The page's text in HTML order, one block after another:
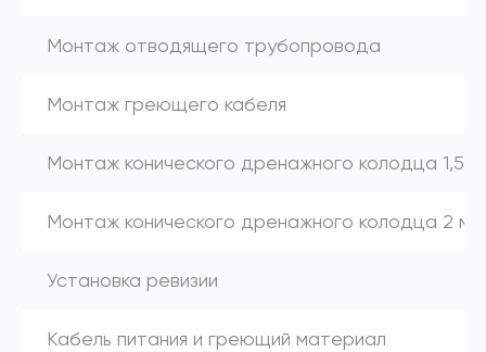
Монтаж отводящего трубопровода
Монтаж греющего кабеля
Монтаж конического дренажного колодца 1,5 м
Монтаж конического дренажного колодца 2 м
Установка ревизии
Кабель питания и греющий материал